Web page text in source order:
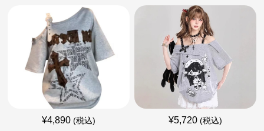
¥4,890 (税込) ¥5,720 (税込)